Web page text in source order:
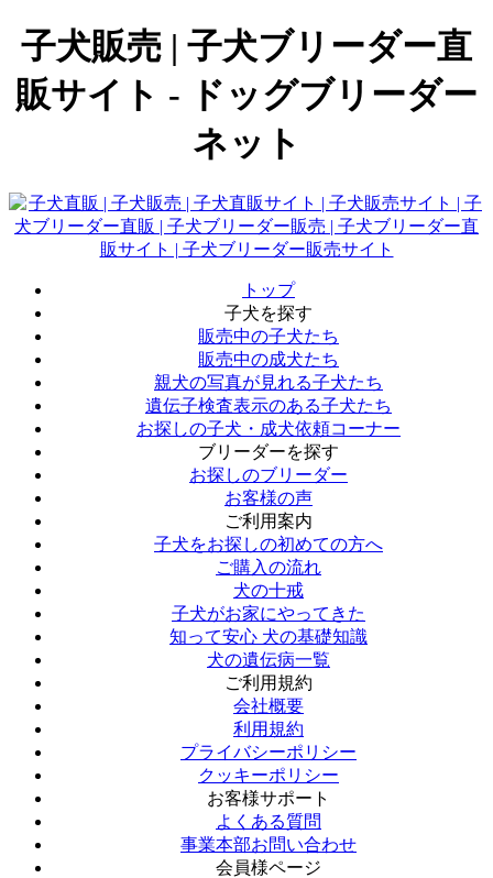
子犬販売 | 子犬ブリーダー直
販サイト - ドッグブリーダー
ネット
トップ
子犬を探す
販売中の子犬たち
販売中の成犬たち
親犬の写真が見れる子犬たち
遺伝子検査表示のある子犬たち
お探しの子犬・成犬依頼コーナー
ブリーダーを探す
お探しのブリーダー
お客様の声
ご利用案内
子犬をお探しの初めての方へ
ご購入の流れ
犬の十戒
子犬がお家にやってきた
知って安心 犬の基礎知識
犬の遺伝病一覧
ご利用規約
会社概要
利用規約
プライバシーポリシー
クッキーポリシー
お客様サポート
よくある質問
事業本部お問い合わせ
会員様ページ